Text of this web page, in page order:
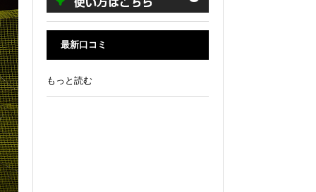
最新口コミ
もっと読む